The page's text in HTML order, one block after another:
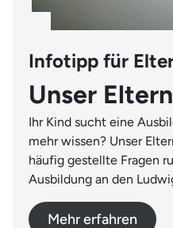
Infotipp für
Unser
Ihr Kind sucht eine
mehr wissen? Unser
häufig gestellte Fragen
Ausbildung an den
Mehr erfahren